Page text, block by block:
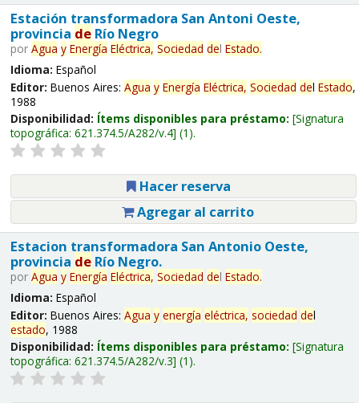
Estación transformadora San Antoni Oeste,
provincia deRío Negro
por Agua y Energía Eléctrica, Sociedad del Estado.
Idioma: Español
Editor: Buenos Aires: Agua y Energía Eléctrica, Sociedad del Estado,
1988
Disponibilidad: Ítems disponibles para préstamo: Signatura
topográfica: 621.374.5/A282/v.4 (1).
Hacer reserva
Agregar al carrito
Estacion transformadora San Antonio Oeste,
provincia deRío Negro.
por Agua y Energía Eléctrica, Sociedad del Estado.
Idioma: Español
Editor: Buenos Aires: Agua y energía eléctrica, sociedad del
estado, 1988
Disponibilidad: Ítems disponibles para préstamo: Signatura
topográfica: 621.374.5/A282/v.3 (1).